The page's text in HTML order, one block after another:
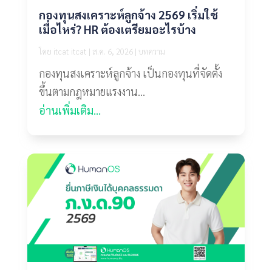
กองทุนสงเคราะห์ลูกจ้าง 2569 เริ่มใช้
เมื่อไหร่? HR ต้องเตรียมอะไรบ้าง
โดย itcat itcat | ส.ค. 6, 2026| บทความ
กองทุนสงเคราะห์ลูกจ้าง เป็นกองทุนที่จัดตั้ง
ขึ้นตามกฎหมายแรงงาน...
อ่านเพิ่มเติม...